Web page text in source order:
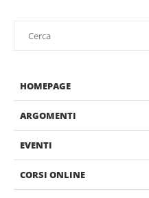
HOMEPAGE
ARGOMENTI
EVENTI
CORSI ONLINE